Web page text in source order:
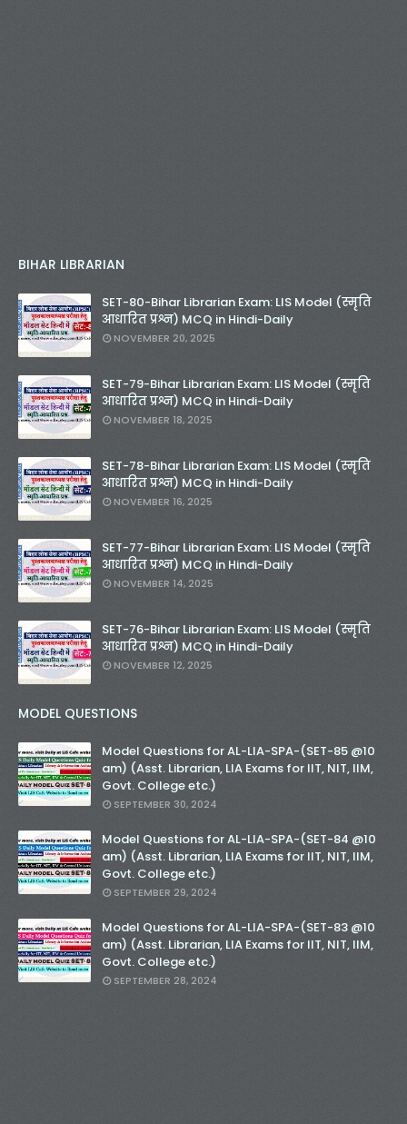
BIHAR LIBRARIAN
SET-80-Bihar Librarian Exam: LIS Model (स्मृति
आधारित प्रश्न) MCQ in Hindi-Daily
NOVEMBER 20, 2025
SET-79-Bihar Librarian Exam: LIS Model (स्मृति
आधारित प्रश्न) MCQ in Hindi-Daily
NOVEMBER 18, 2025
SET-78-Bihar Librarian Exam: LIS Model (स्मृति
आधारित प्रश्न) MCQ in Hindi-Daily
NOVEMBER 16, 2025
SET-77-Bihar Librarian Exam: LIS Model (स्मृति
आधारित प्रश्न) MCQ in Hindi-Daily
NOVEMBER 14, 2025
SET-76-Bihar Librarian Exam: LIS Model (स्मृति
आधारित प्रश्न) MCQ in Hindi-Daily
NOVEMBER 12, 2025
MODEL QUESTIONS
Model Questions for AL-LIA-SPA-(SET-85 @10
am) (Asst. Librarian, LIA Exams for IIT, NIT, IIM,
Govt. College etc.)
SEPTEMBER 30, 2024
Model Questions for AL-LIA-SPA-(SET-84 @10
am) (Asst. Librarian, LIA Exams for IIT, NIT, IIM,
Govt. College etc.)
SEPTEMBER 29, 2024
Model Questions for AL-LIA-SPA-(SET-83 @10
am) (Asst. Librarian, LIA Exams for IIT, NIT, IIM,
Govt. College etc.)
SEPTEMBER 28, 2024